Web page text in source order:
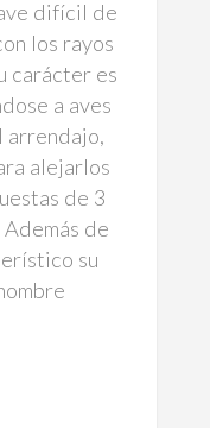
difícil de
los rayos
carácter es
a aves
arrendajo,
alejarlos
de 3
de
su